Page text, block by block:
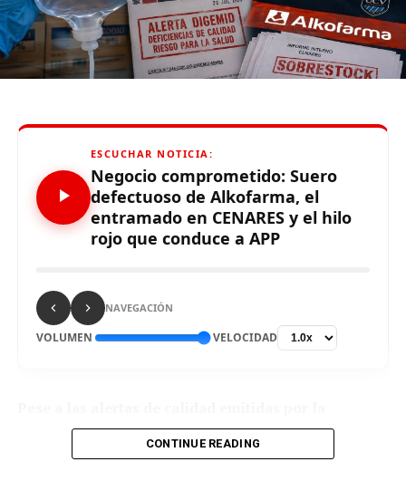
DON'T MISS
Joven madre muere tras hacerse liposucción en centro
de masajes
Mantente informado con Limaaldia.pe
ESCUCHAR NOTICIA:
Negocio comprometido: Suero
defectuoso de Alkofarma, el
entramado en CENARES y el hilo
rojo que conduce a APP
NAVEGACIÓN
VOLUMEN VELOCIDAD
DIGEMID sobre un suero de procedencia china,
CENARES otorgó a Alkofarma una ampliación
CONTINUE READING